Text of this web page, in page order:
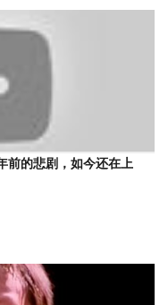
前的悲剧，如今还在上